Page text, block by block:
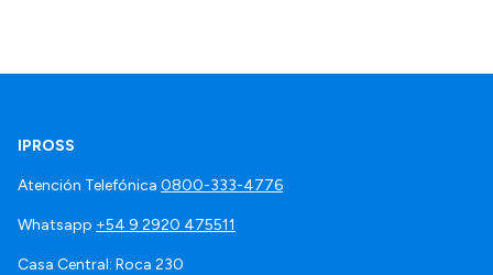
IPROSS
Atención Telefónica 0800-333-4776
Whatsapp +54 9 2920 475511
Casa Central: Roca 230